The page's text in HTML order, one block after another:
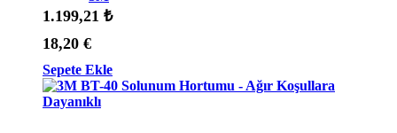
1.199,21 ₺
18,20 €
Sepete Ekle